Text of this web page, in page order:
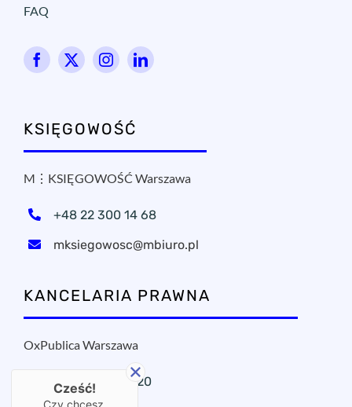
FAQ
KSIĘGOWOŚĆ
M⋮KSIĘGOWOŚĆ Warszawa
+48 22 300 14 68
mksiegowosc@mbiuro.pl
KANCELARIA PRAWNA
OxPublica Warszawa
+48 22 295 11 20
Cześć!
Czy chcesz,